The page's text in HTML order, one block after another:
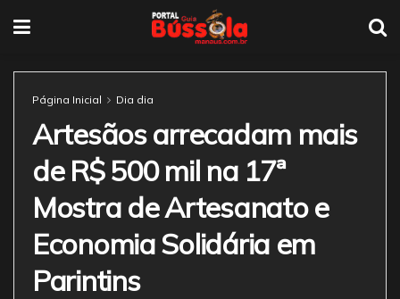
Página Inicial Dia dia
Artesãos arrecadam mais
de R$ 500 mil na 17ª
Mostra de Artesanato e
Economia Solidária em
Parintins